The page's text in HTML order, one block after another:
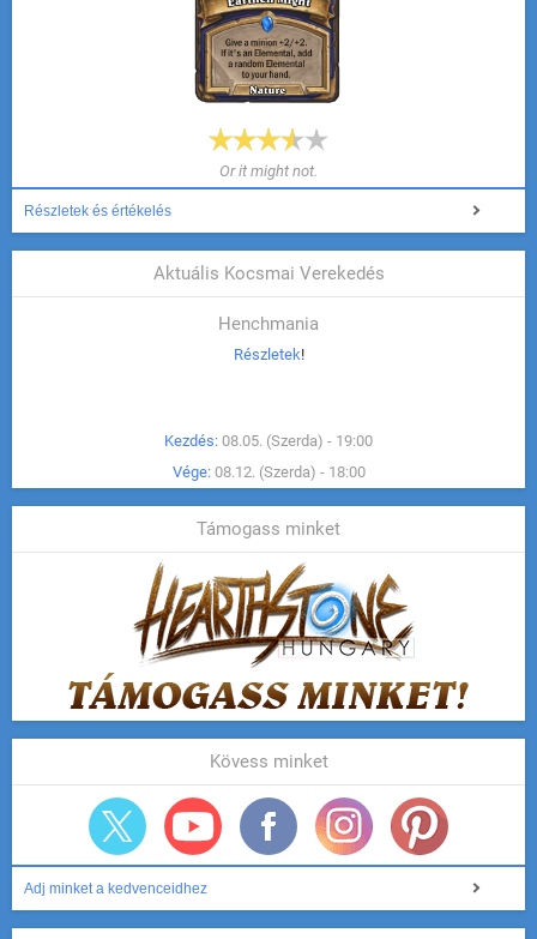
Or it might not.
Részletek és értékelés
Aktuális Kocsmai Verekedés
Henchmania
Részletek!
Kezdés: 08.05. (Szerda) - 19:00
Vége: 08.12. (Szerda) - 18:00
Támogass minket
Kövess minket
Adj minket a kedvenceidhez